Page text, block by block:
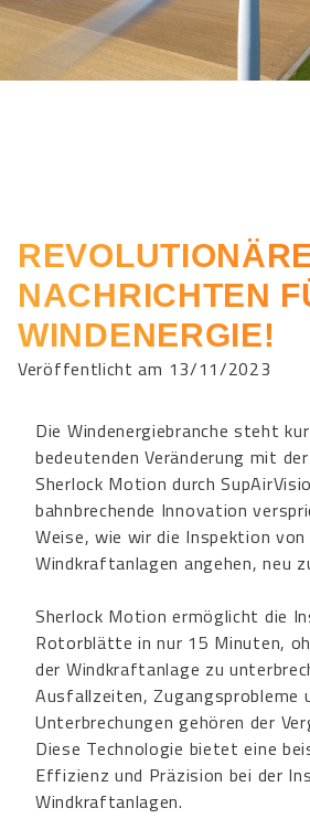
NACHRICHTEN
WINDENERGIE!
Veröffentlicht am 13/11/2023
Die Windenergiebranche steht
bedeutenden Veränderung mit
Sherlock Motion durch
bahnbrechende Innovation
Weise, wie wir die Inspektion von
Windkraftanlagen angehen, neu
Sherlock Motion ermöglicht die
Rotorblätte in nur 15 Minuten,
der Windkraftanlage zu
Ausfallzeiten, Zugangsprobleme
Unterbrechungen gehören der
Diese Technologie bietet eine
Effizienz und Präzision bei der
Windkraftanlagen.